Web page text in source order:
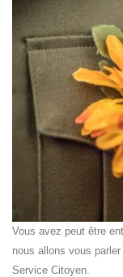
Vous avez peut être
nous allons vous
Service Citoyen.
Islande
Russie
Pérou
Chine
Espagne
Brésil
VietNam
Mexique
Groupe
SVE